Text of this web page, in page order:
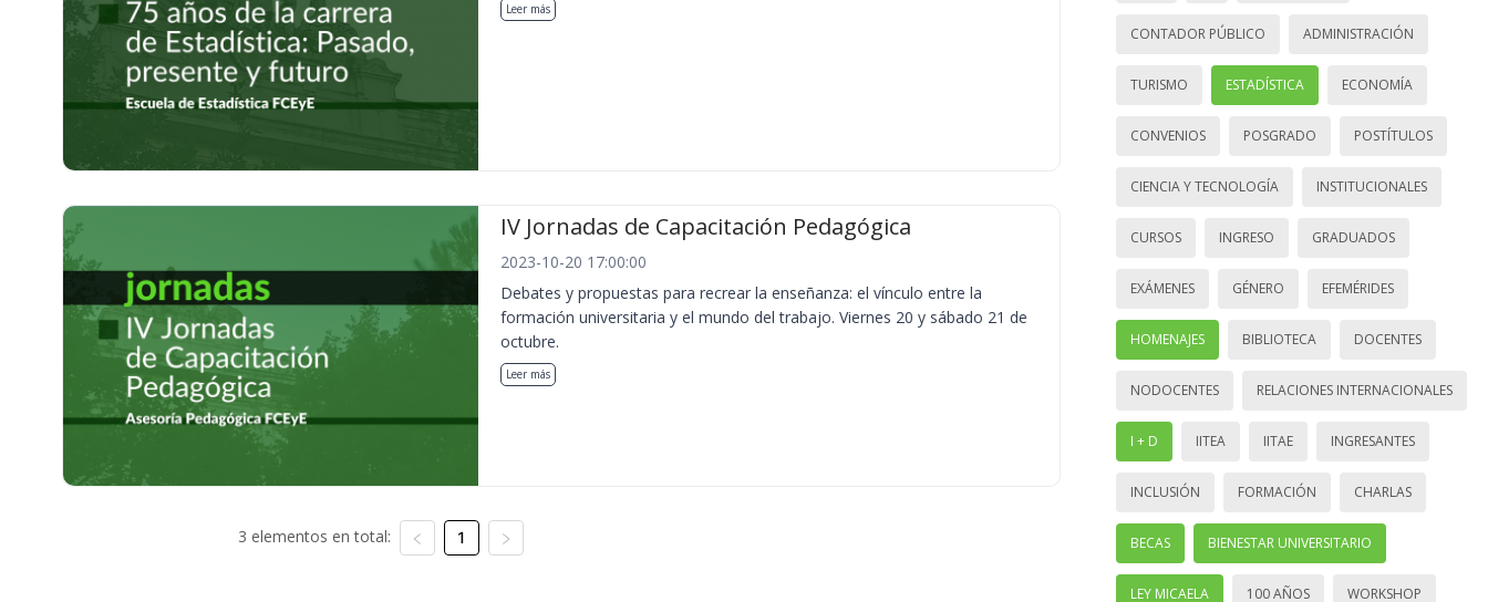
Leer más
IV Jornadas de Capacitación Pedagógica
2023-10-20 17:00:00
Debates y propuestas para recrear la enseñanza: el vínculo entre la
formación universitaria y el mundo del trabajo. Viernes 20 y sábado 21 de
octubre.
Leer más
3 elementos en total: 1
CONTADOR PÚBLICO ADMINISTRACIÓN
TURISMO ESTADÍSTICA ECONOMÍA
CONVENIOS POSGRADO POSTÍTULOS
CIENCIA Y TECNOLOGÍA INSTITUCIONALES
CURSOS INGRESO GRADUADOS
EXÁMENES GÉNERO EFEMÉRIDES
HOMENAJES BIBLIOTECA DOCENTES
NODOCENTES RELACIONES INTERNACIONALES
I + D IITEA IITAE INGRESANTES
INCLUSIÓN FORMACIÓN CHARLAS
BECAS BIENESTAR UNIVERSITARIO
LEY MICAELA 100 AÑOS WORKSHOP